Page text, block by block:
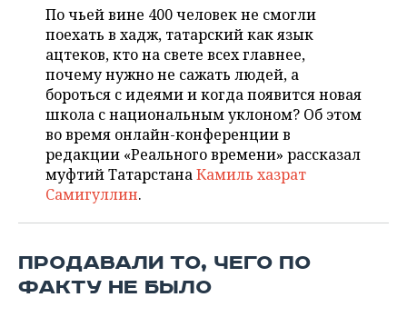
КИБЕРСПОРТ
ФИГУРНОЕ КАТАНИЕ
ВОДНЫЕ ВИДЫ СПОРТА
ХОККЕЙ С МЯЧОМ
КУЛЬТУРА
МЕДИЦИНА
ОБРАЗОВАНИЕ
ПРОИСШЕСТВИЯ
СПИСОК КОМПАНИЙ
По чьей вине 400 человек не смогли
поехать в хадж, татарский как язык
ацтеков, кто на свете всех главнее,
почему нужно не сажать людей, а
бороться с идеями и когда появится новая
школа с национальным уклоном? Об этом
во время онлайн-конференции в
редакции «Реального времени» рассказал
муфтий ТатарстанаКамиль хазрат
Самигуллин.
ПРОДАВАЛИ ТО, ЧЕГО ПО
ФАКТУ НЕ БЫЛО